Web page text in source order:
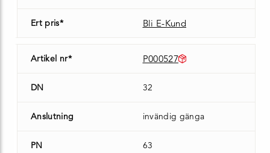
Ert pris* Bli E-Kund
Artikel nr* P000527
DN 32
Anslutning invändig gänga
PN 63